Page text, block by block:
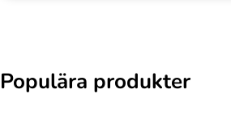
Populära produkter